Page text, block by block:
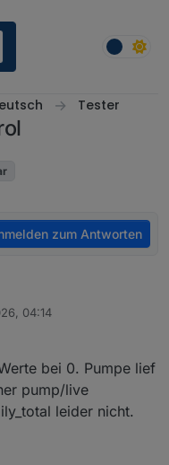
Tester
zum Antworten
04:14
bei 0. Pumpe lief
pump/live
leider nicht.